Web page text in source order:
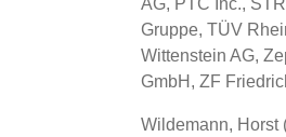
AG, PTC Inc.,
Gruppe, TÜV
Wittenstein AG,
GmbH, ZF
Wildemann, Horst